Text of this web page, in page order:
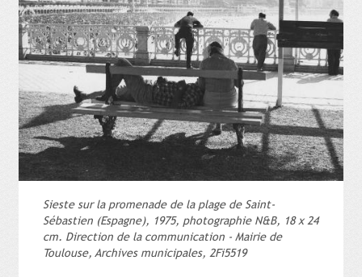
Sieste sur la promenade de la plage de Saint-
Sébastien (Espagne), 1975, photographie N&B, 18 x 24
cm. Direction de la communication - Mairie de
Toulouse, Archives municipales, 2Fi5519